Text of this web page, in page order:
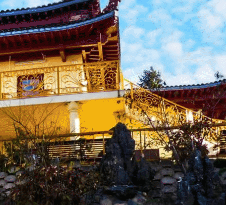
Exporter les lignes sélectionnées
Exporter toutes les colonnes
Exporter uniquement les colonnes affichées
Menu
<
>
Actu Bienvenue
Actu Près de Nous
Galerie Photos Actualité
?>
Images de la page d'accueil
Cliquez pour éditer